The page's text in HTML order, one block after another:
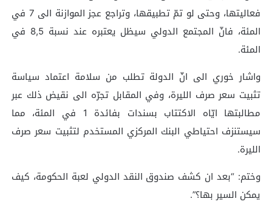
فعاليتها، وحتى لو تمّ تطبيقها، وتراجع عجز الموازنة الى 7 في
المئة، فانّ المجتمع الدولي سيظل يعتبره عند نسبة 8,5 في
المئة.
واشار خوري الى انّ الدولة تطلب من سلامة اعتماد سياسة
تثبيت سعر صرف الليرة، وفي المقابل تجرّه الى نقيض ذلك عبر
مطالبتها ايّاه الاكتتاب بسندات بفائدة 1 في المئة، مما
سيستنزف احتياطي البنك المركزي المستخدم لتثبيت سعر صرف
الليرة.
وختم: “بعد ان كشف صندوق النقد الدولي لعبة الحكومة، كيف
يمكن السير بها؟”.